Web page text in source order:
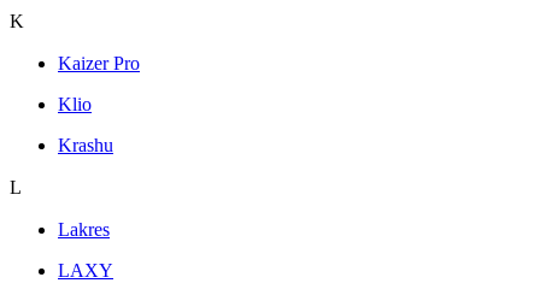
K
Kaizer Pro
Klio
Krashu
L
Lakres
LAXY